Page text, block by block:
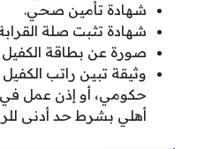
شهادة تأمين صحي.
شهادة تثبت صلة
صورة عن بطاقة الكفيل
وثيقة تبين راتب
حكومي، أو إذن عمل
أهلي بشرط حد أدنى للراتب 450 دينار